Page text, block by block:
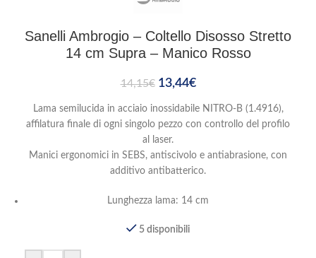
Sanelli Ambrogio – Coltello Disosso Stretto
14 cm Supra – Manico Rosso
14,15€ 13,44€
Lama semilucida in acciaio inossidabile NITRO-B (1.4916),
affilatura finale di ogni singolo pezzo con controllo del profilo
al laser.
Manici ergonomici in SEBS, antiscivolo e antiabrasione, con
additivo antibatterico.
Lunghezza lama: 14 cm
5 disponibili